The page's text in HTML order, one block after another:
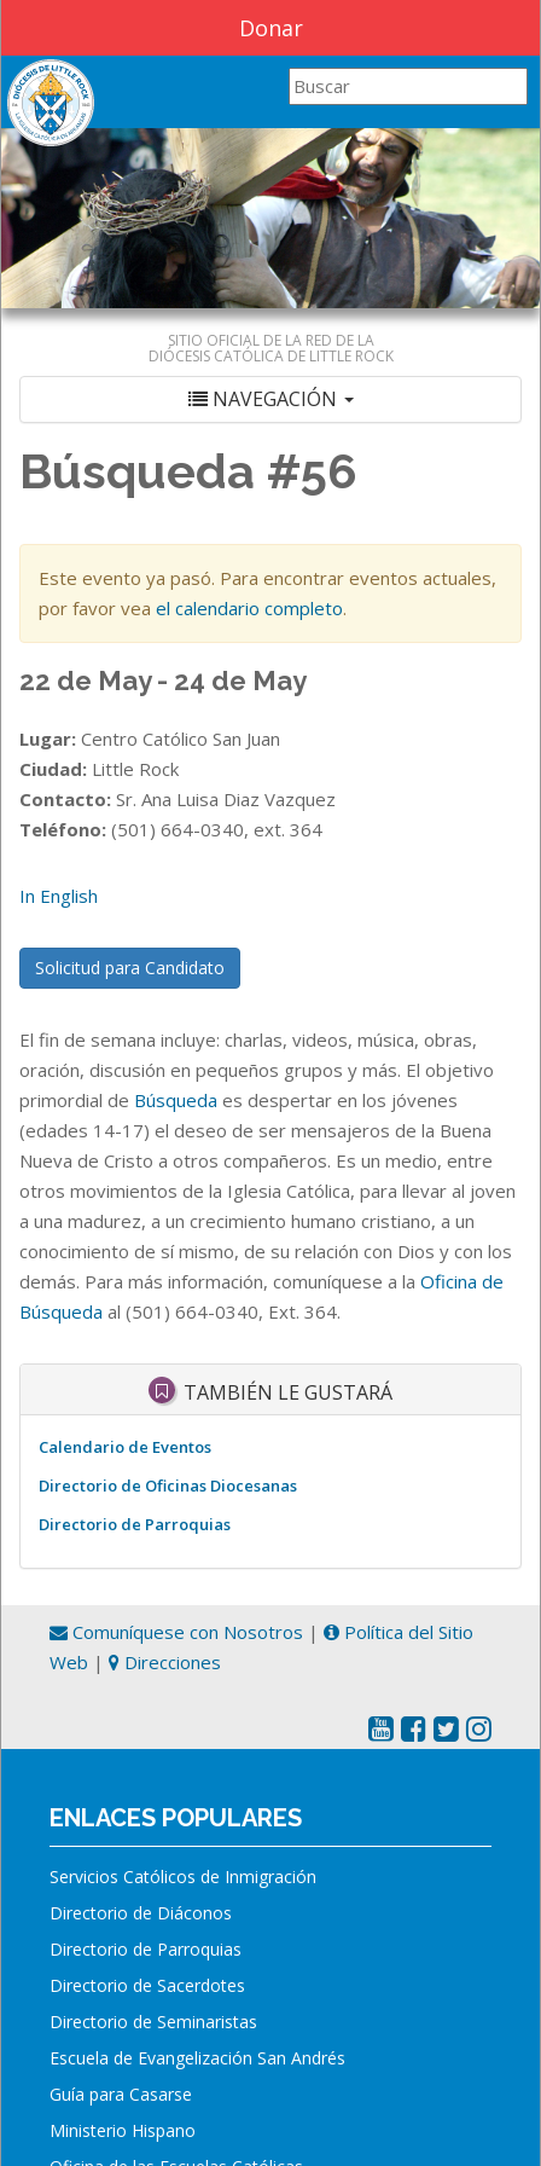
Donar
Search this site
SITIO OFICIAL DE LA RED DE LA
DIÓCESIS CATÓLICA DE LITTLE ROCK
NAVEGACIÓN
Búsqueda #56
Este evento ya pasó. Para encontrar eventos actuales,
por favor vea el calendario completo.
22 de May - 24 de May
Lugar: Centro Católico San Juan
Ciudad: Little Rock
Contacto: Sr. Ana Luisa Diaz Vazquez
Teléfono: (501) 664-0340, ext. 364
In English
Solicitud para Candidato
El fin de semana incluye: charlas, videos, música, obras,
oración, discusión en pequeños grupos y más. El objetivo
primordial de Búsqueda es despertar en los jóvenes
(edades 14-17) el deseo de ser mensajeros de la Buena
Nueva de Cristo a otros compañeros. Es un medio, entre
otros movimientos de la Iglesia Católica, para llevar al joven
a una madurez, a un crecimiento humano cristiano, a un
conocimiento de sí mismo, de su relación con Dios y con los
demás. Para más información, comuníquese a la Oficina de
Búsqueda al (501) 664-0340, Ext. 364.
TAMBIÉN LE GUSTARÁ
Calendario de Eventos
Directorio de Oficinas Diocesanas
Directorio de Parroquias
Comuníquese con Nosotros |
Política del Sitio
Web | Direcciones
ENLACES POPULARES
Servicios Católicos de Inmigración
Directorio de Diáconos
Directorio de Parroquias
Directorio de Sacerdotes
Directorio de Seminaristas
Escuela de Evangelización San Andrés
Guía para Casarse
Ministerio Hispano